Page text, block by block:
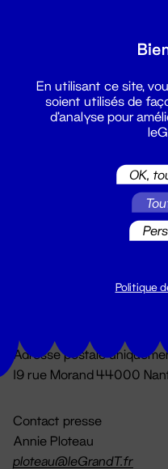
Du lundi au vendredi 14h →
Adresse postale
19 rue Morand 44000
Contact presse
Annie Ploteau
ploteau@leGrandT.fr
En utilisant ce site,
soient utilisés de
d'analyse pour
OK,
Politique